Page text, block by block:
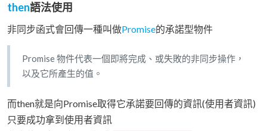
then語法使用
非同步函式會回傳一種叫做Promise的承諾型物件
Promise 物件代表一個即將完成、或失敗的非同步操作，
以及它所產生的值。
而then就是向Promise取得它承諾要回傳的資訊(使用者資訊)
只要成功拿到使用者資訊